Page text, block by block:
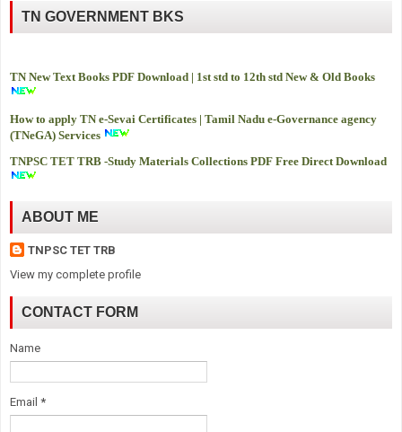
TN GOVERNMENT BKS
TN New Text Books PDF Download | 1st std to 12th std New & Old Books
How to apply TN e-Sevai Certificates | Tamil Nadu e-Governance agency
(TNeGA) Services
TNPSC TET TRB -Study Materials Collections PDF Free Direct Download
ABOUT ME
TNPSC TET TRB
View my complete profile
CONTACT FORM
Name
Email *